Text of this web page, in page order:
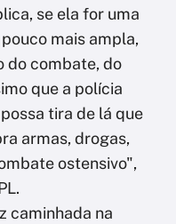
se ela for uma
mais ampla,
do combate, do
que a polícia
tira de lá que
armas, drogas,
ostensivo",
caminhada na